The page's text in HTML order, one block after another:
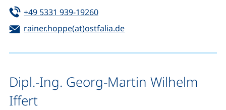
Tel:
+49 5331 939-19260(startet einen Telefonanruf,
E-Mail:
rainer.hoppe(at)ostfalia.de(öffnet Ihr E-Mail-
Dipl.-Ing. Georg-Martin Wilhelm
Iffert